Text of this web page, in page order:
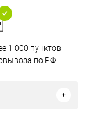
1 000 пунктов
по РФ